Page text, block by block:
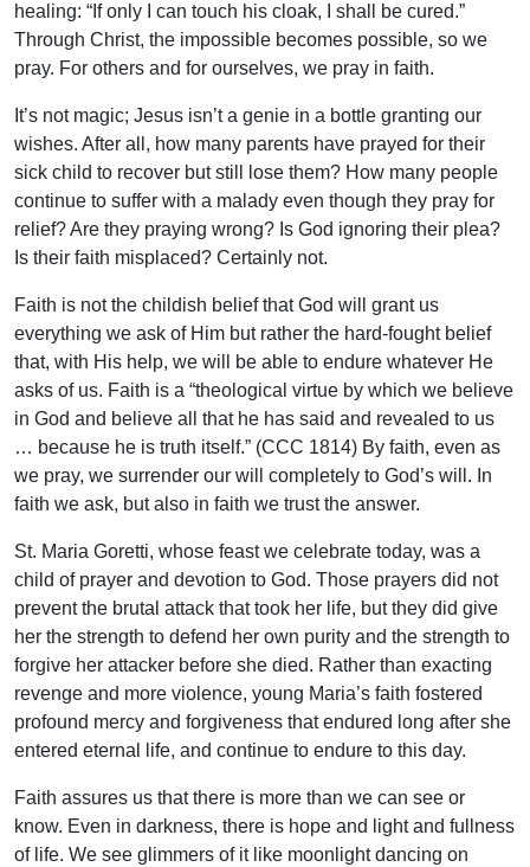
healing: “If only I can touch his cloak, I shall be cured.”
Through Christ, the impossible becomes possible, so we
pray. For others and for ourselves, we pray in faith.
It’s not magic; Jesus isn’t a genie in a bottle granting our
wishes. After all, how many parents have prayed for their
sick child to recover but still lose them? How many people
continue to suffer with a malady even though they pray for
relief? Are they praying wrong? Is God ignoring their plea?
Is their faith misplaced? Certainly not.
Faith is not the childish belief that God will grant us
everything we ask of Him but rather the hard-fought belief
that, with His help, we will be able to endure whatever He
asks of us. Faith is a “theological virtue by which we believe
in God and believe all that he has said and revealed to us
… because he is truth itself.” (CCC 1814) By faith, even as
we pray, we surrender our will completely to God’s will. In
faith we ask, but also in faith we trust the answer.
St. Maria Goretti, whose feast we celebrate today, was a
child of prayer and devotion to God. Those prayers did not
prevent the brutal attack that took her life, but they did give
her the strength to defend her own purity and the strength to
forgive her attacker before she died. Rather than exacting
revenge and more violence, young Maria’s faith fostered
profound mercy and forgiveness that endured long after she
entered eternal life, and continue to endure to this day.
Faith assures us that there is more than we can see or
know. Even in darkness, there is hope and light and fullness
of life. We see glimmers of it like moonlight dancing on